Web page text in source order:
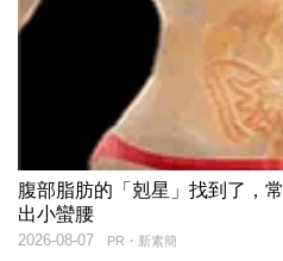
腹部脂肪的「剋星」找到了，
出小蠻腰
PR・新素簡
2026-08-07